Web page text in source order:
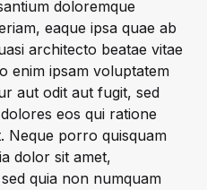
doloremque
eaque ipsa quae ab
architecto beatae vitae
enim ipsam voluptatem
aut odit aut fugit, sed
eos qui ratione
Neque porro quisquam
dolor sit amet,
quia non numquam